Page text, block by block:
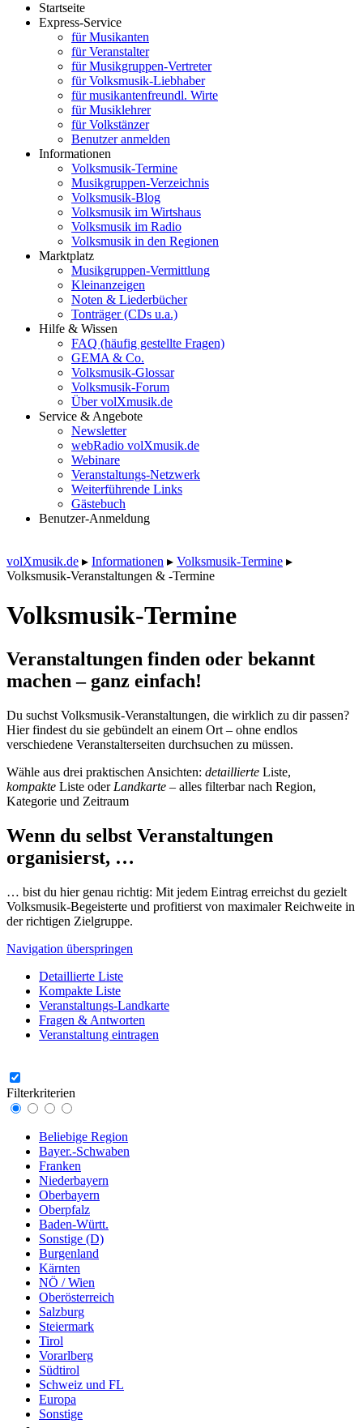
Startseite
Express-Service
für Musikanten
für Veranstalter
für Musikgruppen-Vertreter
für Volksmusik-Liebhaber
für musikantenfreundl. Wirte
für Musiklehrer
für Volkstänzer
Benutzer anmelden
Informationen
Volksmusik-Termine
Musikgruppen-Verzeichnis
Volksmusik-Blog
Volksmusik im Wirtshaus
Volksmusik im Radio
Volksmusik in den Regionen
Marktplatz
Musikgruppen-Vermittlung
Kleinanzeigen
Noten & Liederbücher
Tonträger (CDs u.a.)
Hilfe & Wissen
FAQ (häufig gestellte Fragen)
GEMA & Co.
Volksmusik-Glossar
Volksmusik-Forum
Über volXmusik.de
Service & Angebote
Newsletter
webRadio volXmusik.de
Webinare
Veranstaltungs-Netzwerk
Weiterführende Links
Gästebuch
Benutzer-Anmeldung
volXmusik.de ▸ Informationen ▸ Volksmusik-Termine ▸
Volksmusik-Veranstaltungen & -Termine
Volksmusik-Termine
Veranstaltungen finden oder bekannt
machen – ganz einfach!
Du suchst Volksmusik-Veranstaltungen, die wirklich zu dir passen?
Hier findest du sie gebündelt an einem Ort – ohne endlos
verschiedene Veranstalterseiten durchsuchen zu müssen.
Wähle aus drei praktischen Ansichten: detaillierte Liste,
kompakte Liste oder Landkarte – alles filterbar nach Region,
Kategorie und Zeitraum
Wenn du selbst Veranstaltungen
organisierst, …
… bist du hier genau richtig: Mit jedem Eintrag erreichst du gezielt
Volksmusik-Begeisterte und profitierst von maximaler Reichweite in
der richtigen Zielgruppe.
Navigation überspringen
Detaillierte Liste
Kompakte Liste
Veranstaltungs-Landkarte
Fragen & Antworten
Veranstaltung eintragen
Filterkriterien
Beliebige Region
Bayer.-Schwaben
Franken
Niederbayern
Oberbayern
Oberpfalz
Baden-Württ.
Sonstige (D)
Burgenland
Kärnten
NÖ / Wien
Oberösterreich
Salzburg
Steiermark
Tirol
Vorarlberg
Südtirol
Schweiz und FL
Europa
Sonstige